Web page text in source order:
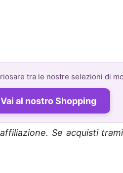
tra le nostre selezioni di
Vai al nostro Shopping
Se acquisti